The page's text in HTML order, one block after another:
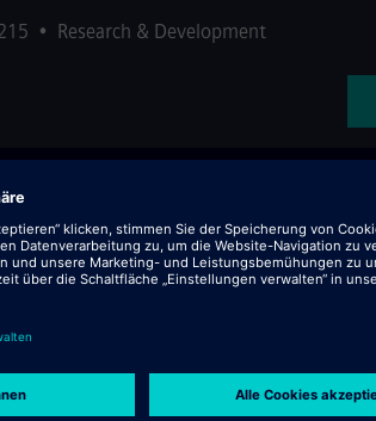
• Research & Development